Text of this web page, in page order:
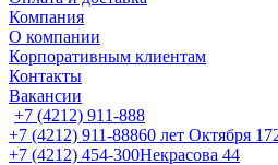
Компания
О компании
Корпоративным клиентам
Контакты
Вакансии
+7 (4212) 911-888
+7 (4212) 911-88860 лет Октября
+7 (4212) 454-300Некрасова 44